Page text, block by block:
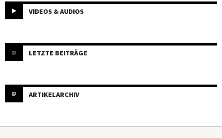
VIDEOS & AUDIOS
LETZTE BEITRÄGE
ARTIKELARCHIV